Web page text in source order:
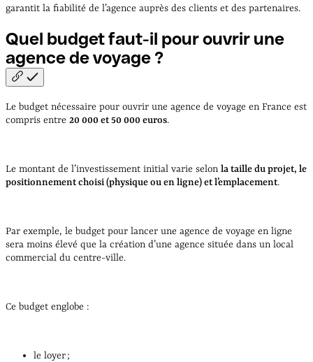
garantit la fiabilité de l’agence auprès des clients et des partenaires.
Quel budget faut-il pour ouvrir une
agence de voyage ?
Le budget nécessaire pour ouvrir une agence de voyage en France est
compris entre 20 000 et 50 000 euros.
Le montant de l’investissement initial varie selon la taille du projet, le
positionnement choisi (physique ou en ligne) et l’emplacement.
Par exemple, le budget pour lancer une agence de voyage en ligne
sera moins élevé que la création d’une agence située dans un local
commercial du centre-ville.
Ce budget englobe :
le loyer ;